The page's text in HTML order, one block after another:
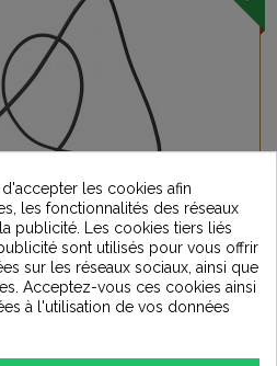
PINK Power Cable
les cookies afin
les fonctionnalités des réseaux
publicité. Les cookies tiers liés
sont utilisés pour vous offrir
sur les réseaux sociaux, ainsi que
Acceptez-vous ces cookies ainsi
à l'utilisation de vos données